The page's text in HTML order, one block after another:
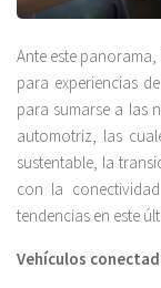
Ante este
para experiencias
para sumarse a las
automotriz, las
sustentable, la
con la
tendencias en este
Vehículos